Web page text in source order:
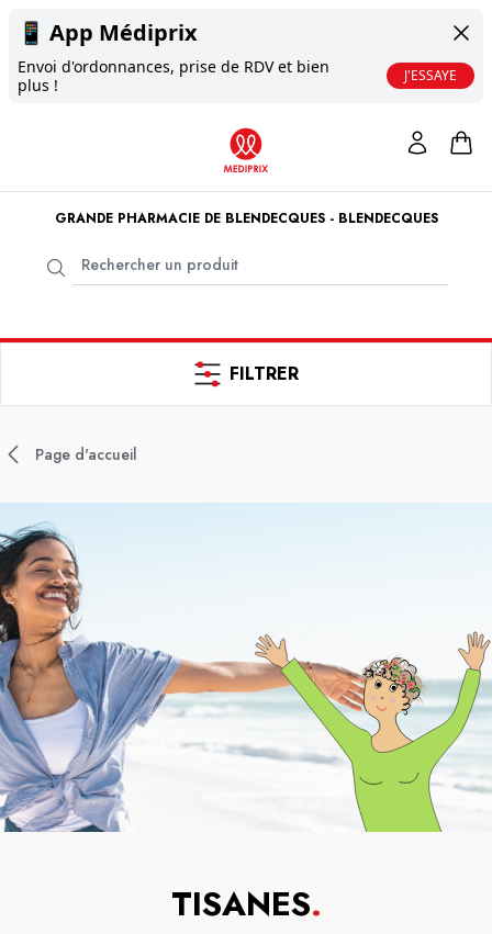
📱 App Médiprix
Envoi d'ordonnances, prise de RDV et bien
plus !
J'ESSAYE
GRANDE PHARMACIE DE BLENDECQUES - BLENDECQUES
FILTRER
Page d'accueil
TISANES.